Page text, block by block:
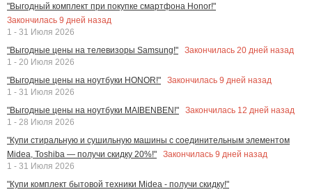
"Выгодный комплект при покупке смартфона Honor!"
Закончилась 9 дней назад
1 - 31 Июля 2026
"Выгодные цены на телевизоры Samsung!"
Закончилась 20 дней назад
1 - 20 Июля 2026
"Выгодные цены на ноутбуки HONOR!"
Закончилась 9 дней назад
1 - 31 Июля 2026
"Выгодные цены на ноутбуки MAIBENBEN!"
Закончилась 12 дней назад
1 - 28 Июля 2026
"Купи стиральную и сушильную машины с соединительным элементом
Midea, Toshiba — получи скидку 20%!"
Закончилась 9 дней назад
1 - 31 Июля 2026
"Купи комплект бытовой техники Midea - получи скидку!"